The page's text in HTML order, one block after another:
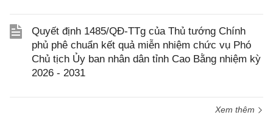
Quyết định 1485/QĐ-TTg của Thủ tướng Chính
phủ phê chuẩn kết quả miễn nhiệm chức vụ Phó
Chủ tịch Ủy ban nhân dân tỉnh Cao Bằng nhiệm kỳ
2026 - 2031
Xem thêm